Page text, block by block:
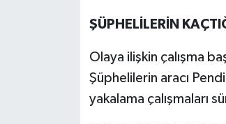
ŞÜPHELİLERİN
Olaya ilişkin çalışma
Şüphelilerin aracı
yakalama çalışmaları